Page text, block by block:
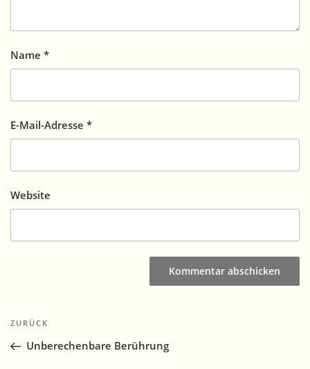
Name *
E-Mail-Adresse *
Website
Beitragsnavigation
Vorheriger
Beitrag
ZURÜCK
Unberechenbare Berührung